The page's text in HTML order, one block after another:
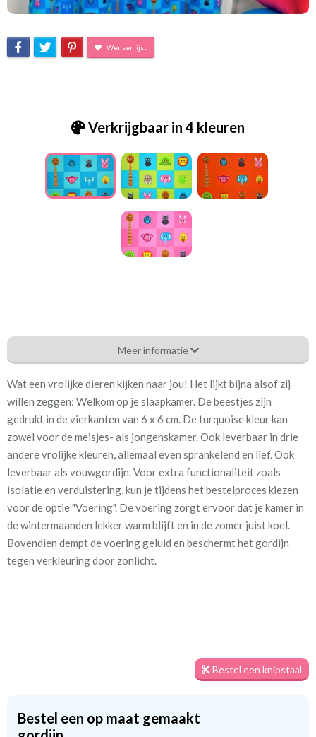
Wensenlijst
Verkrijgbaar in 4 kleuren
Be_[B24]1919 by lots dieren aqua
Eigenschappen gordijnstof
Artikelnummer
Be_[B24]1919 by lots dieren
Patroon: 32 cm
Stofbreedte: 140 cm
Mate van verduistering:
Geen (voering optioneel
tijdens bestelproces)
Meestal eerder, maar houd
Twijfel je nog over de stof? Geen zorgen! Je kunt altijd eerst een
knipstaal bestellen om de textuur en kleur van de stof te
Meer informatie
Wat een vrolijke dieren kijken naar jou! Het lijkt bijna alsof zij
willen zeggen: Welkom op je slaapkamer. De beestjes zijn
gedrukt in de vierkanten van 6 x 6 cm. De turquoise kleur kan
zowel voor de meisjes- als jongenskamer. Ook leverbaar in drie
andere vrolijke kleuren, allemaal even sprankelend en lief. Ook
leverbaar als vouwgordijn. Voor extra functionaliteit zoals
isolatie en verduistering, kun je tijdens het bestelproces kiezen
voor de optie "Voering". De voering zorgt ervoor dat je kamer in
de wintermaanden lekker warm blijft en in de zomer juist koel.
Bovendien dempt de voering geluid en beschermt het gordijn
tegen verkleuring door zonlicht.
Bestel een knipstaal
Bestel een op maat gemaakt